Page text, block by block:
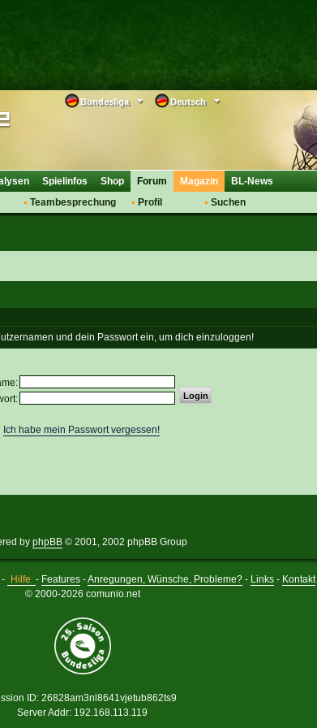
Deutsch
Bundesliga
Spielinfos Shop
Forum
Teambesprechung
Saisonübergang
Profil
Suchen
Magazin BL-News
und dein Passwort ein, um dich einzuloggen!
Ich habe mein Passwort vergessen!
by phpBB © 2001, 2002 phpBB Group
Hilfe - Features -Anregungen, Wünsche, Probleme? - Links - Kontakt
© 2000-2026 comunio.net
ID: 26828am3nl8641vjetub862ts9
Server Addr: 192.168.113.119